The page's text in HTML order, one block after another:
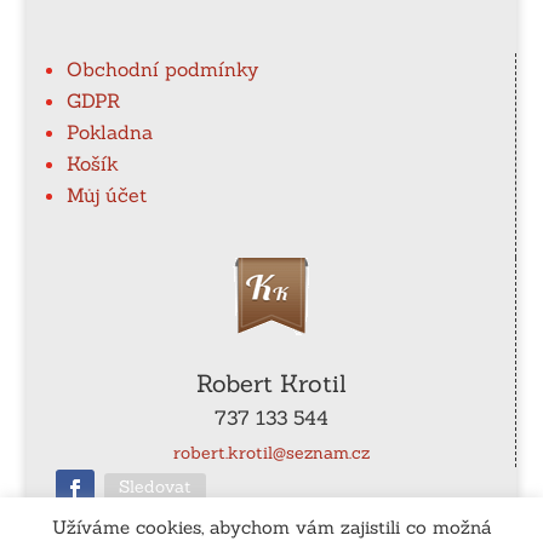
Obchodní podmínky
GDPR
Pokladna
Košík
Můj účet
Robert Krotil
737 133 544
robert.krotil@seznam.cz
Sledovat
Užíváme cookies, abychom vám zajistili co možná